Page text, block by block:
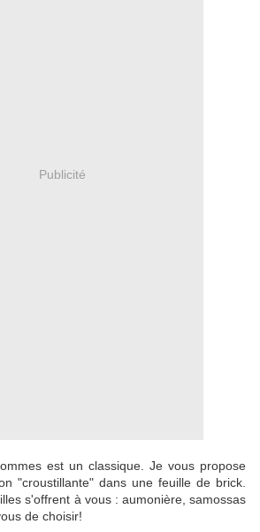
Publicité
est un classique. Je vous propose
"croustillante" dans une feuille de brick.
s'offrent à vous : aumonière, samossas
de choisir!